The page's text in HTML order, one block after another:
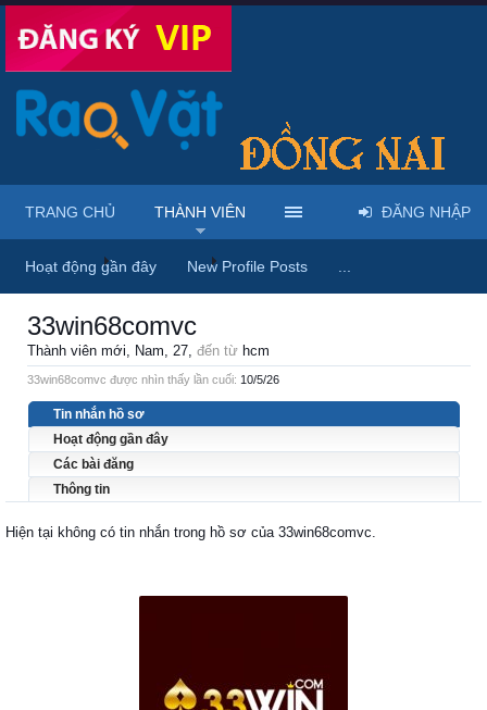
Trang chủ Thành viên 33win68comvc
33win68comvc
Thành viên mới, Nam, 27, đến từ hcm
33win68comvc được nhìn thấy lần cuối: 10/5/26
Tin nhắn hồ sơ
Hoạt động gần đây
Các bài đăng
Thông tin
Hiện tại không có tin nhắn trong hồ sơ của 33win68comvc.
TRANG CHỦ THÀNH VIÊN
Hoạt động gần đây New Profile Posts
ĐĂNG NHẬP